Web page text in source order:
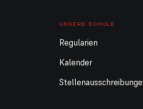
UNSERE SCHULE
Regularien
Kalender